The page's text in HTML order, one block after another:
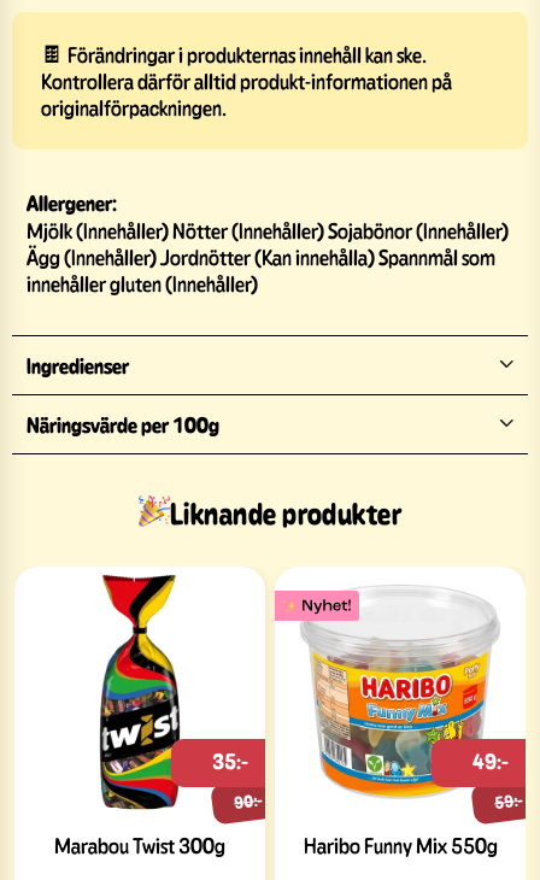
🍫 Förändringar i produkternas innehåll kan ske.
Kontrollera därför alltid produkt-informationen på
originalförpackningen.
Allergener:
Mjölk (Innehåller) Nötter (Innehåller) Sojabönor (Innehåller)
Ägg (Innehåller) Jordnötter (Kan innehålla) Spannmål som
innehåller gluten (Innehåller)
Ingredienser
Näringsvärde per 100g
Liknande produkter
Marabou Twist 300g
90:-
35:-
Haribo Funny Mix 550g
59:-
49:-